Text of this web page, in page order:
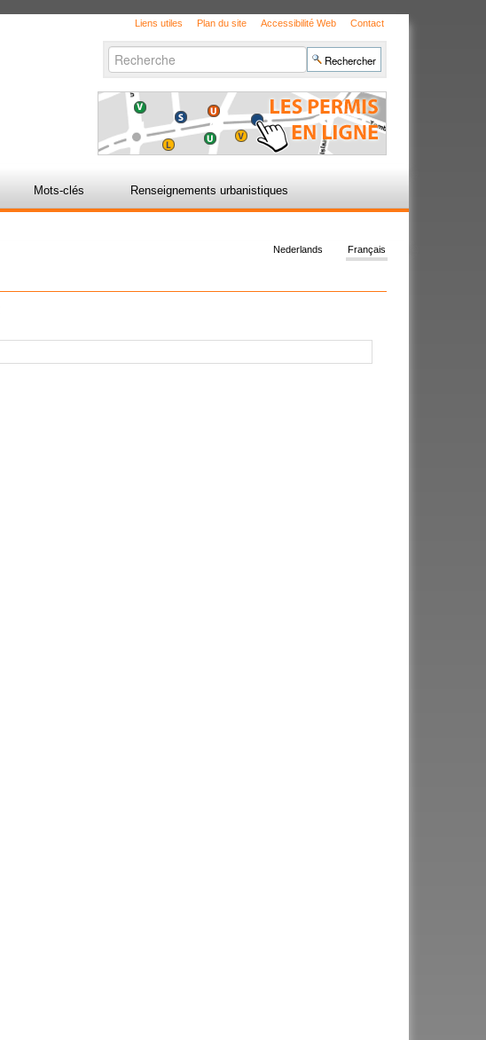
Liens utiles Plan du site Accessibilité Web Contact
Chercher par
avancée…
Mots-clés Renseignements urbanistiques
Français
Nederlands